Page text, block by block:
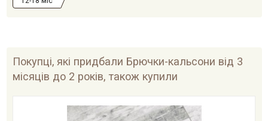
Покупці, які придбали Брючки-кальсони від 3
місяців до 2 років, також купили